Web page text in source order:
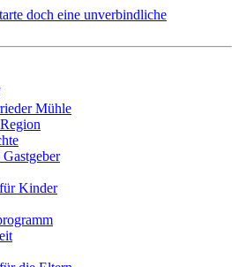
doch eine unverbindliche
Mühle
Kinder